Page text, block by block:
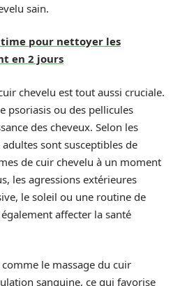
sain.
pour nettoyer les
en 2 jours
chevelu est tout aussi cruciale.
psoriasis ou des pellicules
des cheveux. Selon les
sont susceptibles de
de cuir chevelu à un moment
les agressions extérieures
le soleil ou une routine de
affecter la santé
le massage du cuir
sanguine, ce qui favorise